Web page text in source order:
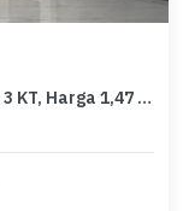
Hunian Favorit di Kopo Permai, Bandung, 3 KT, Harga 1,47 Miliar